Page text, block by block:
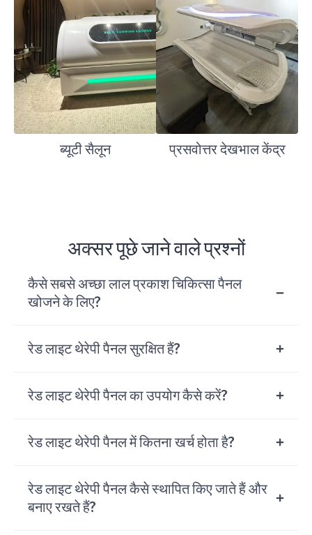
ब्यूटी सैलून प्रसवोत्तर देखभाल केंद्र
अक्सर पूछे जाने वाले प्रश्नों
कैसे सबसे अच्छा लाल प्रकाश चिकित्सा पैनल
खोजने के लिए?
रेड लाइट थेरेपी पैनल सुरक्षित हैं?
रेड लाइट थेरेपी पैनल का उपयोग कैसे करें?
रेड लाइट थेरेपी पैनल में कितना खर्च होता है?
रेड लाइट थेरेपी पैनल कैसे स्थापित किए जाते हैं और
बनाए रखते हैं?